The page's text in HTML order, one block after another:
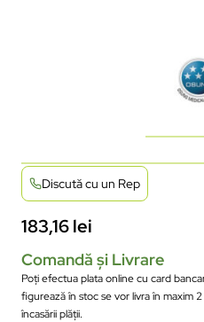
Discută cu un Rep
183,16lei
Comandă și Livrare
Poți efectua plata online cu card
figurează în stoc se vor livra în maxim
încasării plății.